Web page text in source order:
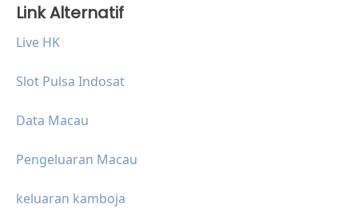
Link Alternatif
Live HK
Slot Pulsa Indosat
Data Macau
Pengeluaran Macau
keluaran kamboja